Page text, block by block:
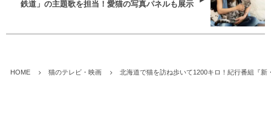
鉄道」の主題歌を担当！愛猫の写真パネルも展示
HOME 猫のテレビ・映画 北海道で猫を訪ね歩いて1200キロ！紀行番組『